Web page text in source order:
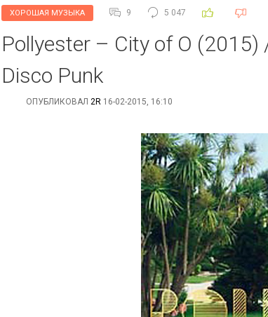
ХОРОШАЯ МУЗЫКА 9 5 047
Pollyester – City of O (2015)
Disco Punk
ОПУБЛИКОВАЛ 2R 16-02-2015, 16:10